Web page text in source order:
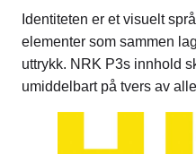
Identiteten er et visuelt
elementer som sammen
uttrykk. NRK P3s innhold
umiddelbart på tvers av